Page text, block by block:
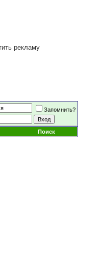
Запомнить?
Поиск